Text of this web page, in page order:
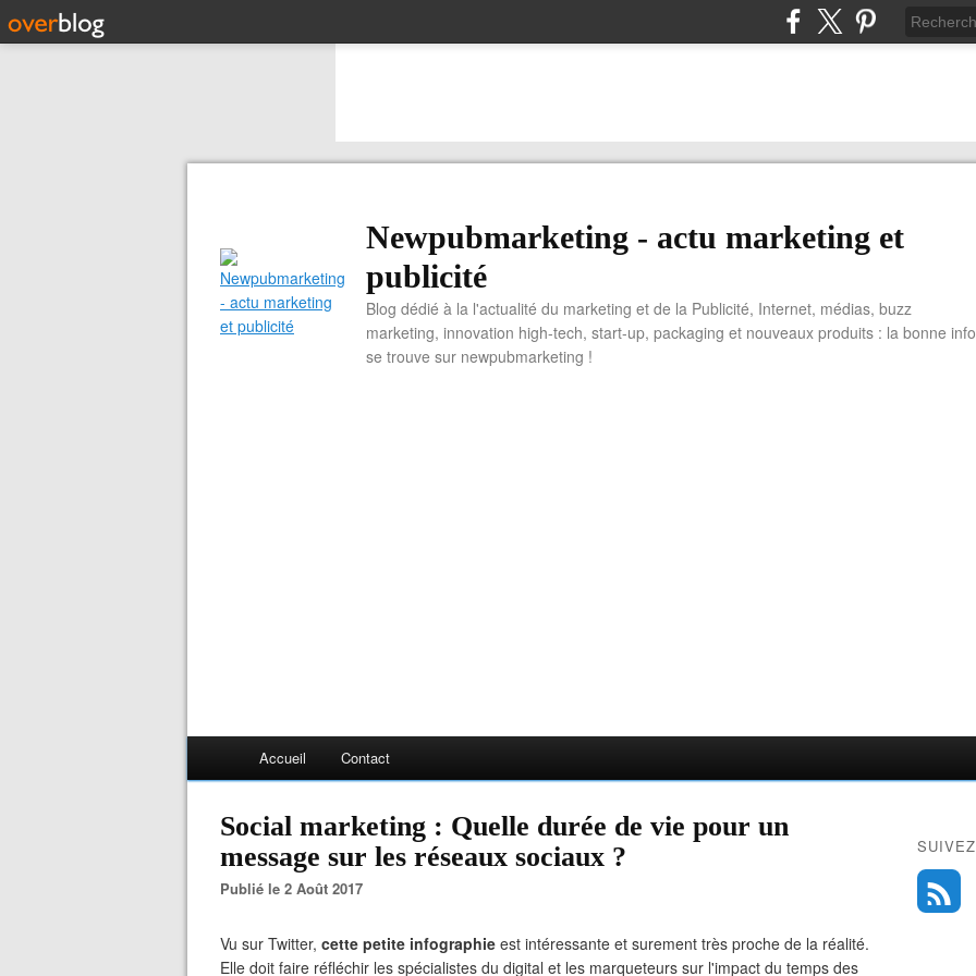
Newpubmarketing - actu marketing et
publicité
Blog dédié à la l'actualité du marketing et de la Publicité, Internet, médias, buzz
marketing, innovation high-tech, start-up, packaging et nouveaux produits : la bonne info
se trouve sur newpubmarketing !
Accueil Contact
Social marketing : Quelle durée de vie pour un
message sur les réseaux sociaux ?
Publié le 2 Août 2017
Vu sur Twitter, cette petite infographie est intéressante et surement très proche de la réalité.
Elle doit faire réfléchir les spécialistes du digital et les marqueteurs sur l'impact du temps des